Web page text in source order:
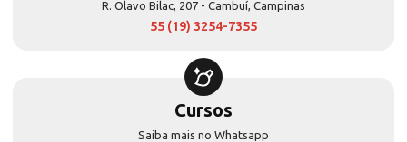
R. Olavo Bilac, 207 - Cambuí, Campinas
55 (19) 3254-7355
Cursos
Saiba mais no Whatsapp